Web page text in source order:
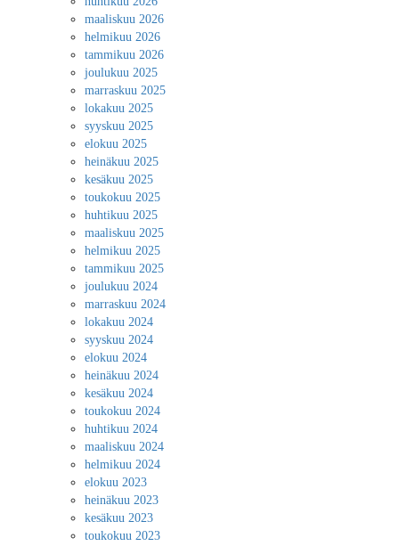
maaliskuu 2026
helmikuu 2026
tammikuu 2026
joulukuu 2025
marraskuu 2025
lokakuu 2025
syyskuu 2025
elokuu 2025
heinäkuu 2025
kesäkuu 2025
toukokuu 2025
huhtikuu 2025
maaliskuu 2025
helmikuu 2025
tammikuu 2025
joulukuu 2024
marraskuu 2024
lokakuu 2024
syyskuu 2024
elokuu 2024
heinäkuu 2024
kesäkuu 2024
toukokuu 2024
huhtikuu 2024
maaliskuu 2024
helmikuu 2024
elokuu 2023
heinäkuu 2023
kesäkuu 2023
toukokuu 2023